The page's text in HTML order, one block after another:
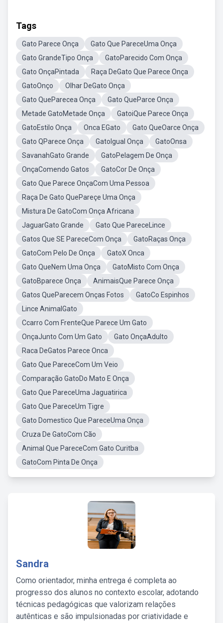
Tags
Gato Parece Onça
Gato Que PareceUma Onça
Gato GrandeTipo Onça
GatoParecido Com Onça
Gato OnçaPintada
Raça DeGato Que Parece Onça
GatoOnço
Olhar DeGato Onça
Gato QueParecea Onça
Gato QueParce Onça
Metade GatoMetade Onça
GatoiQue Parece Onça
GatoEstilo Onça
Onca EGato
Gato QueOarce Onça
Gato QParece Onça
GatoIgual Onça
GatoOnsa
SavanahGato Grande
GatoPelagem De Onça
OnçaComendo Gatos
GatoCor De Onça
Gato Que Parece OnçaCom Uma Pessoa
Raça De Gato QuePareçe Uma Onça
Mistura De GatoCom Onça Africana
JaguarGato Grande
Gato Que PareceLince
Gatos Que SE PareceCom Onça
GatoRaças Onça
GatoCom Pelo De Onça
GatoX Onca
Gato QueNem Uma Onça
GatoMisto Com Onça
GatoBparece Onça
AnimaisQue Parece Onça
Gatos QueParecem Onças Fotos
GatoCo Espinhos
Lince AnimalGato
Ccarro Com FrenteQue Parece Um Gato
OnçaJunto Com Um Gato
Gato OnçaAdulto
Raca DeGatos Parece Onca
Gato Que PareceCom Um Veio
Comparação GatoDo Mato E Onça
Gato Que PareceUma Jaguatirica
Gato Que PareceUm Tigre
Gato Domestico Que PareceUma Onça
Cruza De GatoCom Cão
Animal Que PareceCom Gato Curitba
GatoCom Pinta De Onça
Sandra
Como orientador, minha entrega é completa ao
progresso dos alunos no contexto escolar, adotando
técnicas pedagógicas que valorizam relações
autênticas e são impulsionadas por criatividade e